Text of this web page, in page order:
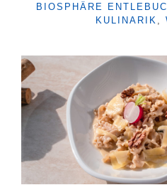
KATEGORIEN
BIOSPHÄRE
KULINARIK ,